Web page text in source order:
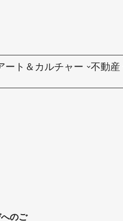
ート＆カルチャー 不動産
のご